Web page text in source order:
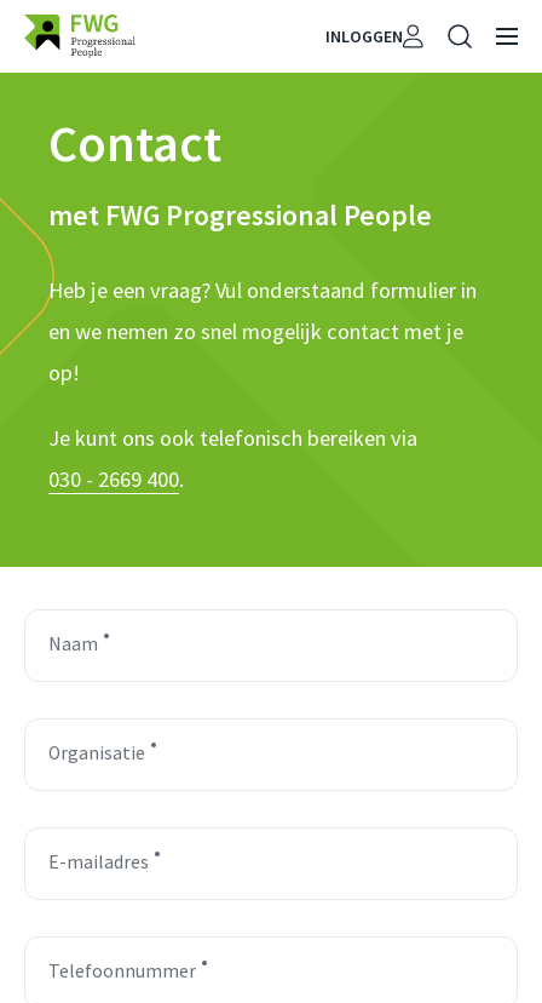
INLOGGEN
Contact
met FWG Progressional People
Heb je een vraag? Vul onderstaand formulier in
en we nemen zo snel mogelijk contact met je
op!
Je kunt ons ook telefonisch bereiken via
030 - 2669 400.
Naam
Organisatie
E-mailadres
Telefoonnummer